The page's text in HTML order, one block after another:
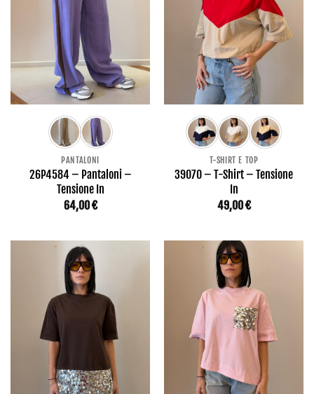
PANTALONI
26P4584 – Pantaloni –
Tensione In
64,00€
T-SHIRT E TOP
39070 – T-Shirt – Tensione
In
49,00€